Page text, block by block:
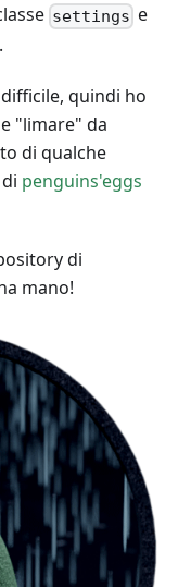
settings e
.
quindi ho
"limare" da
di qualche
penguins'eggs
di
mano!